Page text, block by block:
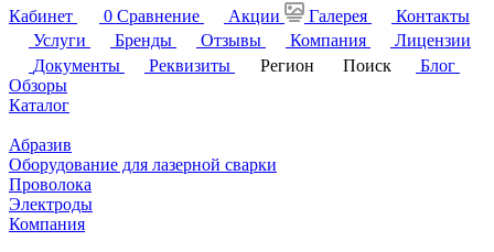
Кабинет
0 Сравнение Акции Галерея
Контакты
Услуги
Бренды Отзывы Компания
Лицензии
Документы
Реквизиты Регион Поиск
Блог
Обзоры
Каталог
Абразив
Оборудование для лазерной сварки
Проволока
Электроды
Компания